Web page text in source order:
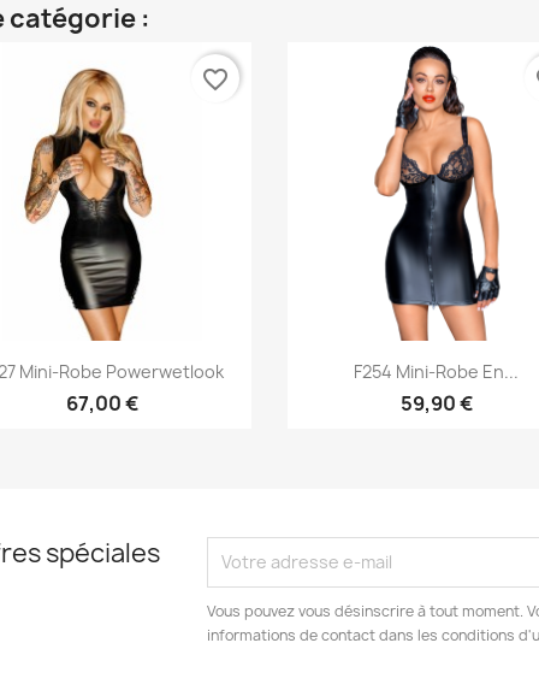
catégorie :
Aperçu rapide
Mini-Robe Powerwetlook
67,00 €
favorite_border
Aperçu rapide
F254 Mini-Robe En...
59,90 €
spéciales
Vous pouvez vous désinscrire à tout moment.
informations de contact dans les conditions